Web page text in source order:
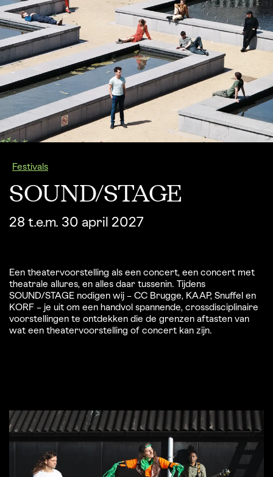
Festivals
SOUND/STAGE
28 t.e.m. 30 april 2027
Een theatervoorstelling als een concert, een concert met
theatrale allures, en alles daar tussenin. Tijdens
SOUND/STAGE nodigen wij – CC Brugge, KAAP, Snuffel en
KORF – je uit om een handvol spannende, crossdisciplinaire
voorstellingen te ontdekken die de grenzen aftasten van
wat een theatervoorstelling of concert kan zijn.